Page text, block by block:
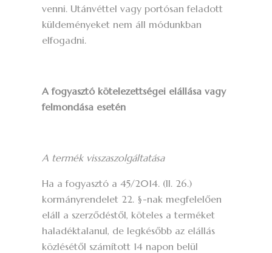
venni. Utánvéttel vagy portósan feladott
küldeményeket nem áll módunkban
elfogadni.
A fogyasztó kötelezettségei elállása vagy
felmondása esetén
A termék visszaszolgáltatása
Ha a fogyasztó a 45/2014. (II. 26.)
kormányrendelet 22. §-nak megfelelően
eláll a szerződéstől, köteles a terméket
haladéktalanul, de legkésőbb az elállás
közlésétől számított 14 napon belül